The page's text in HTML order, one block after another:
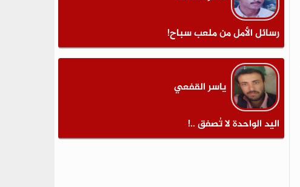
رسائل الأمل من ملعب سباح!
ياسر القفعي
اليد الواحدة لا تُصفق ..!